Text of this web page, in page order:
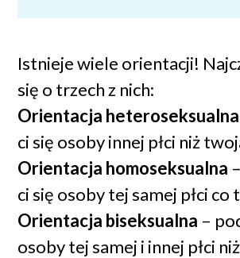
Istnieje wiele orientacji!
się o trzech z nich:
Orientacja heteroseksualna
ci się osoby innej płci niż
Orientacja homoseksualna
ci się osoby tej samej płci co
Orientacja biseksualna –
osoby tej samej i innej płci